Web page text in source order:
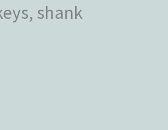
shank